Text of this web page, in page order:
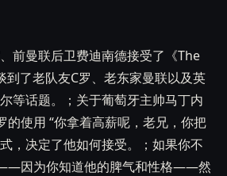
前曼联后卫费迪南德接受了《The
了老队友C罗、老东家曼联以及英
等话题。；关于葡萄牙主帅马丁内
的使用 “你拿着高薪呢，老兄，你把
，决定了他如何接受。；如果你不
因为你知道他的脾气和性格——然